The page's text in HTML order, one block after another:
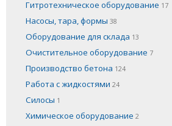
Гитротехническое оборудование 17
Насосы, тара, формы 38
Оборудование для склада 13
Очистительное оборудование 7
Производство бетона 124
Работа с жидкостями 24
Силосы 1
Химическое оборудование 2